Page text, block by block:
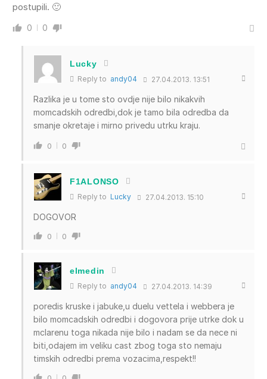
postupili. 🙂
0 0
Lucky
Reply to andy04 27.04.2013. 13:51
Razlika je u tome sto ovdje nije bilo nikakvih
momcadskih odredbi,dok je tamo bila odredba da
smanje okretaje i mirno privedu utrku kraju.
0 0
F1ALONSO
Reply to Lucky 27.04.2013. 15:10
DOGOVOR
0 0
elmedin
Reply to andy04 27.04.2013. 14:39
poredis kruske i jabuke,u duelu vettela i webbera je
bilo momcadskih odredbi i dogovora prije utrke dok u
mclarenu toga nikada nije bilo i nadam se da nece ni
biti,odajem im veliku cast zbog toga sto nemaju
timskih odredbi prema vozacima,respekt!!